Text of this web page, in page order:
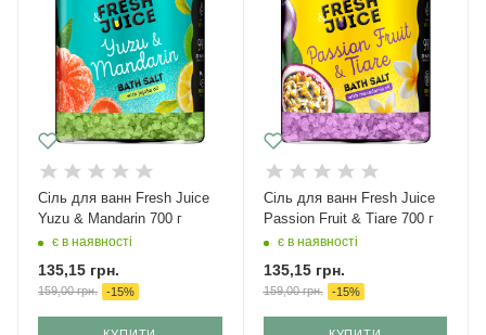
Сіль для ванн Fresh Juice
Yuzu & Mandarin 700 г
є в наявності
135,15 грн.
159,00грн. -15%
Сіль для ванн Fresh Juice
Passion Fruit & Tiare 700 г
є в наявності
135,15грн.
159,00грн. -15%